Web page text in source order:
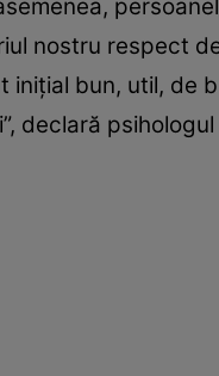
nostru respect
bun, util, de
declară